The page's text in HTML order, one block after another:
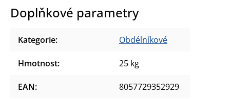
Doplňkové parametry
Kategorie: Obdélníkové
Hmotnost: 25 kg
EAN: 8057729352929